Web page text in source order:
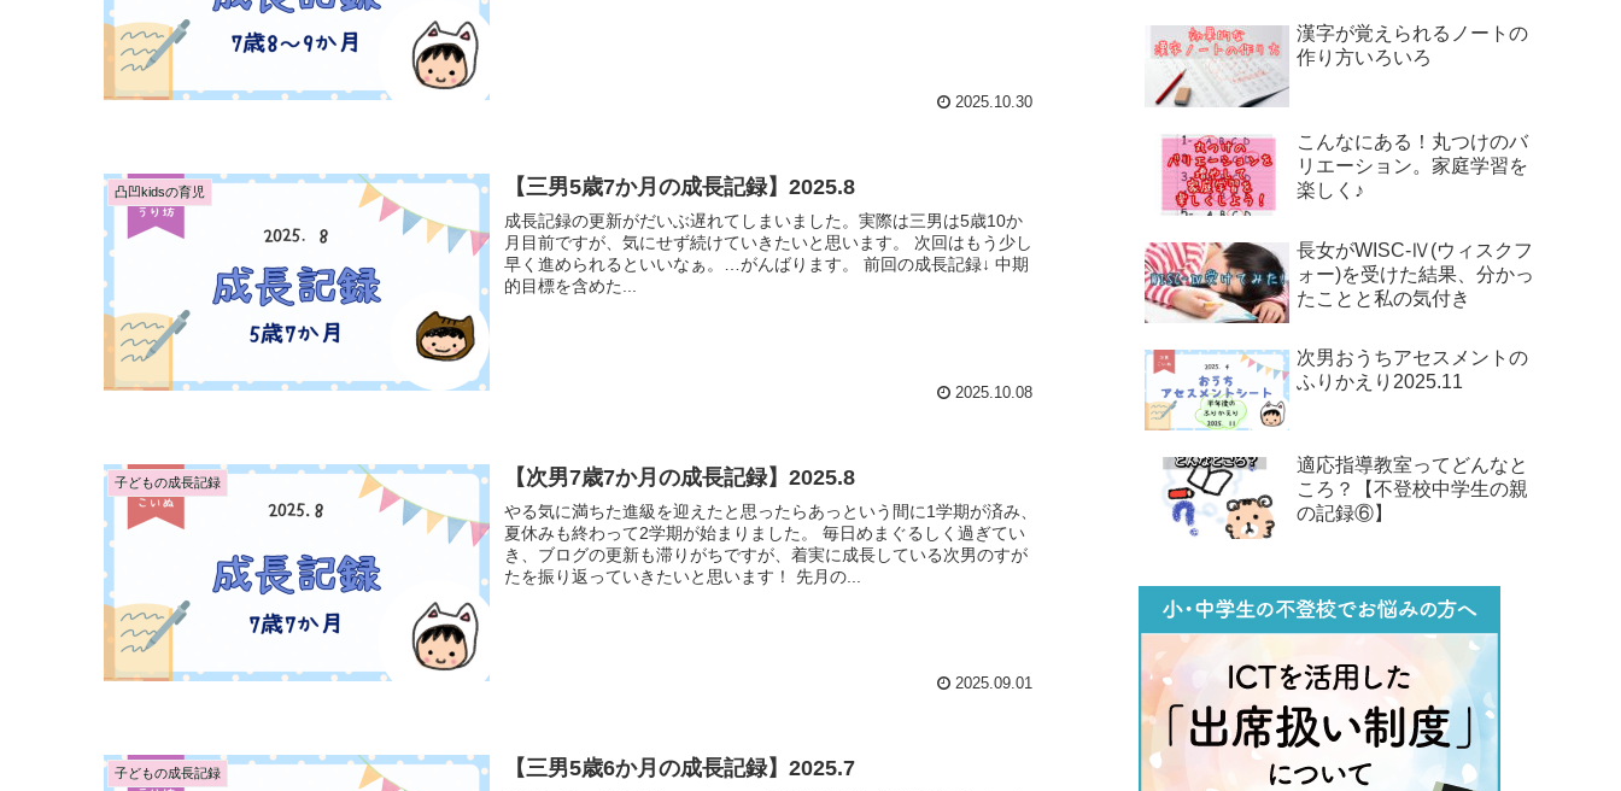
2025.10.30
凸凹kidsの育児 【三男5歳7か月の成長記録】2025.8
成長記録の更新がだいぶ遅れてしまいました。実際は三男は5歳10か
月目前ですが、気にせず続けていきたいと思います。 次回はもう少し
早く進められるといいなぁ。…がんばります。 前回の成長記録↓ 中期
的目標を含めた...
2025.10.08
子どもの成長記録 【次男7歳7か月の成長記録】2025.8
やる気に満ちた進級を迎えたと思ったらあっという間に1学期が済み、
夏休みも終わって2学期が始まりました。 毎日めまぐるしく過ぎてい
き、ブログの更新も滞りがちですが、着実に成長している次男のすが
たを振り返っていきたいと思います！ 先月の...
2025.09.01
子どもの成長記録 【三男5歳6か月の成長記録】2025.7
漢字が覚えられるノートの
作り方いろいろ
こんなにある！丸つけのバ
リエーション。家庭学習を
楽しく♪
長女がWISC-Ⅳ(ウィスクフ
ォー)を受けた結果、分かっ
たことと私の気付き
次男おうちアセスメントの
ふりかえり2025.11
適応指導教室ってどんなと
ころ？【不登校中学生の親
の記録⑥】